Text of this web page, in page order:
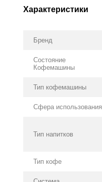
Характеристики
Бренд
Состояние
Кофемашины
Тип кофемашины
Сфера использования
Тип напитков
Тип кофе